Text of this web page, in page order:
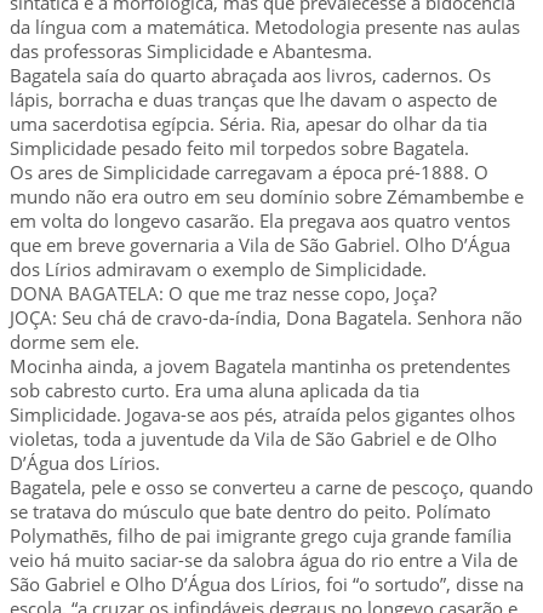
da língua com a matemática. Metodologia presente nas aulas
das professoras Simplicidade e Abantesma.
Bagatela saía do quarto abraçada aos livros, cadernos. Os
lápis, borracha e duas tranças que lhe davam o aspecto de
uma sacerdotisa egípcia. Séria. Ria, apesar do olhar da tia
Simplicidade pesado feito mil torpedos sobre Bagatela.
Os ares de Simplicidade carregavam a época pré-1888. O
mundo não era outro em seu domínio sobre Zémambembe e
em volta do longevo casarão. Ela pregava aos quatro ventos
que em breve governaria a Vila de São Gabriel. Olho D’Água
dos Lírios admiravam o exemplo de Simplicidade.
DONA BAGATELA: O que me traz nesse copo, Joça?
JOÇA: Seu chá de cravo-da-índia, Dona Bagatela. Senhora não
dorme sem ele.
Mocinha ainda, a jovem Bagatela mantinha os pretendentes
sob cabresto curto. Era uma aluna aplicada da tia
Simplicidade. Jogava-se aos pés, atraída pelos gigantes olhos
violetas, toda a juventude da Vila de São Gabriel e de Olho
D’Água dos Lírios.
Bagatela, pele e osso se converteu a carne de pescoço, quando
se tratava do músculo que bate dentro do peito. Polímato
Polymathēs, filho de pai imigrante grego cuja grande família
veio há muito saciar-se da salobra água do rio entre a Vila de
São Gabriel e Olho D’Água dos Lírios, foi “o sortudo”, disse na
escola, “a cruzar os infindáveis degraus no longevo casarão e